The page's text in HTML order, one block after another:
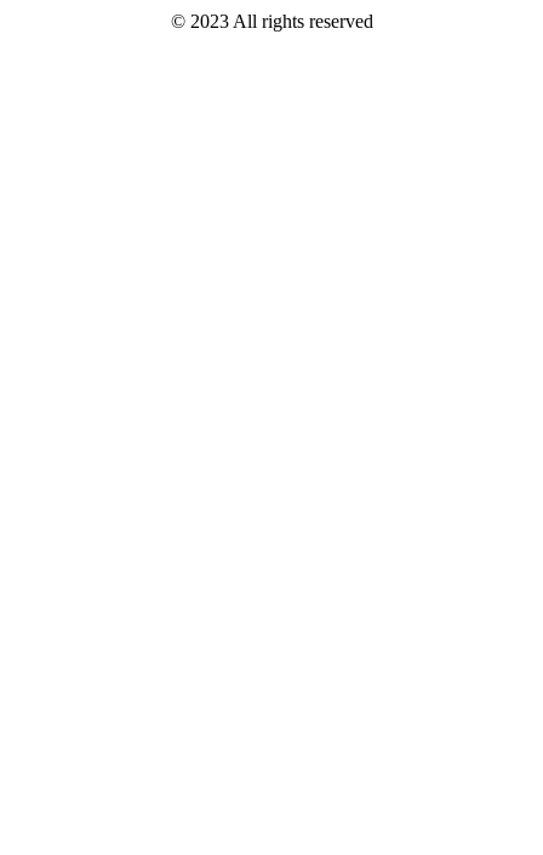
© 2023 All rights reserved